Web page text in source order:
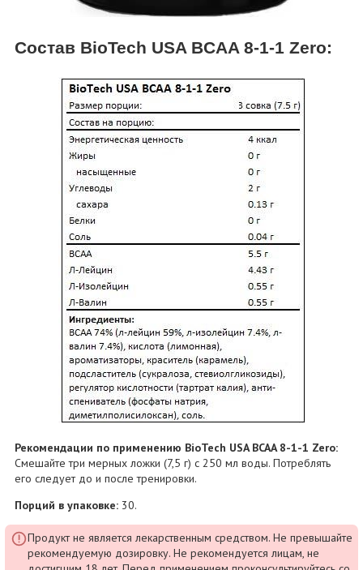
Состав BioTech USA BCAA 8-1-1 Zero:
Рекомендации по применению BioTech USA BCAA 8-1-1 Zero:
Смешайте три мерных ложки (7,5 г) с 250 мл воды. Потреблять
его следует до и после тренировки.
Порций в упаковке: 30.
Продукт не является лекарственным средством. Не превышайте
рекомендуемую дозировку. Не рекомендуется лицам, не